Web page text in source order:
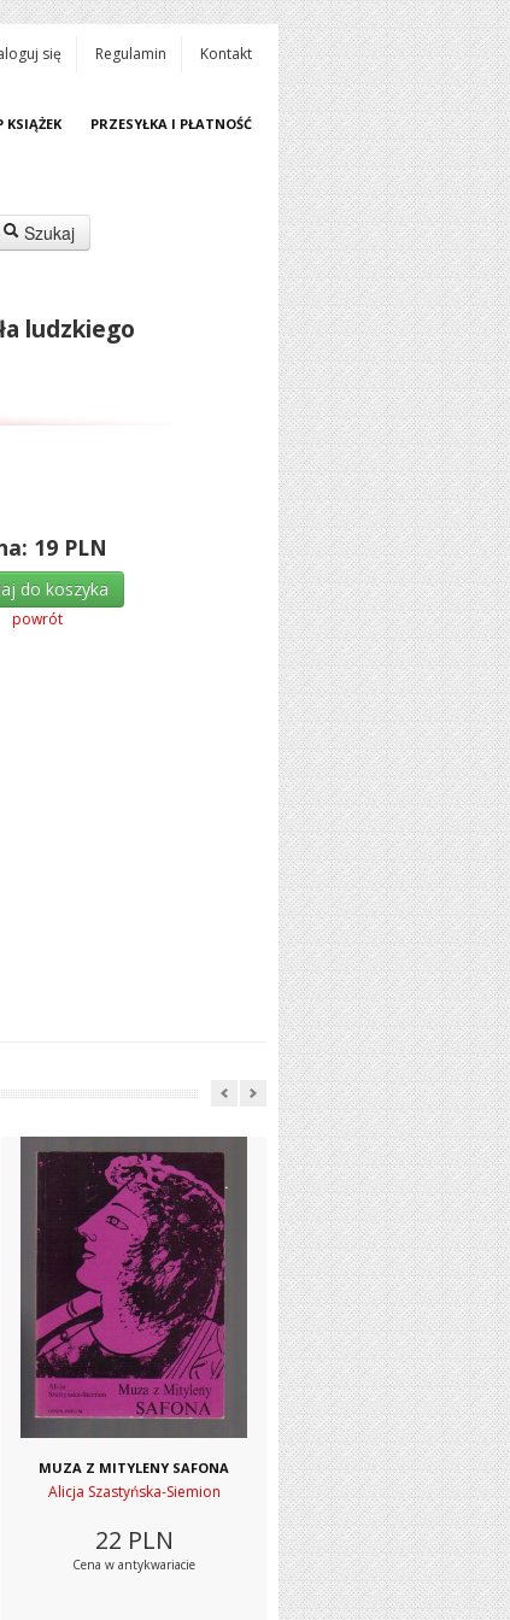
się Regulamin Kontakt
KSIĄŻEK PRZESYŁKA I PŁATNOŚĆ
Szukaj
ludzkiego
19 PLN
do koszyka
powrót
MUZA Z MITYLENY SAFONA
Alicja Szastyńska-Siemion
22 PLN
Cena w antykwariacie